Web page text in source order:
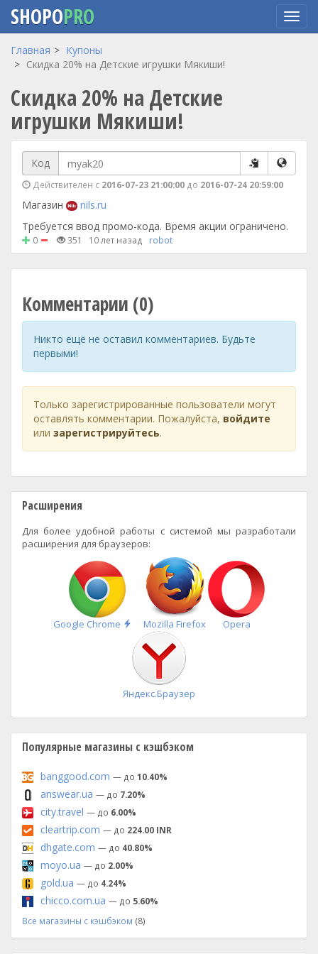
Перейти
содержанию
SHOPOPRO
Главная
Купоны
Скидка 20% на Детские игрушки Мякиши!
Скидка 20% на Детские
игрушки Мякиши!
Код
Действителен с 2016-07-23 21:00:00 до 2016-07-24 20:59:00
Магазин
nils.ru
Требуется ввод промо-кода. Время акции ограничено.
0 351 10 лет назад robot
Комментарии (0)
Никто ещё не оставил комментариев. Будьте
первыми!
Только зарегистрированные пользователи могут
оставлять комментарии. Пожалуйста, войдите
или зарегистрируйтесь.
Расширения
Для более удобной работы с системой мы разработали
расширения для браузеров:
Google Chrome
Быстрая
установка
Mozilla Firefox Opera
Яндекс.Браузер
Популярные магазины с кэшбэком
banggood.com — до 10.40%
answear.ua — до 7.20%
city.travel — до 6.00%
cleartrip.com — до 224.00 INR
dhgate.com — до 40.80%
moyo.ua — до 2.00%
gold.ua — до 4.24%
chicco.com.ua — до 5.60%
Все магазины с кэшбэком (8)